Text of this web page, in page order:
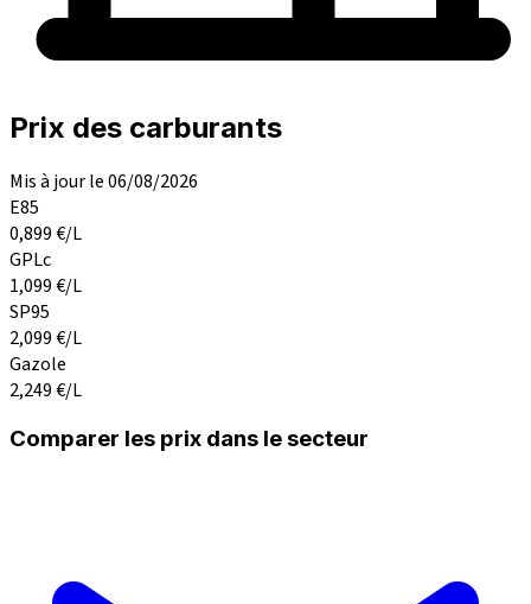
Prix des carburants
Mis à jour le 06/08/2026
E85
0,899€/L
GPLc
1,099€/L
SP95
2,099€/L
Gazole
2,249€/L
Comparer les prix dans le secteur